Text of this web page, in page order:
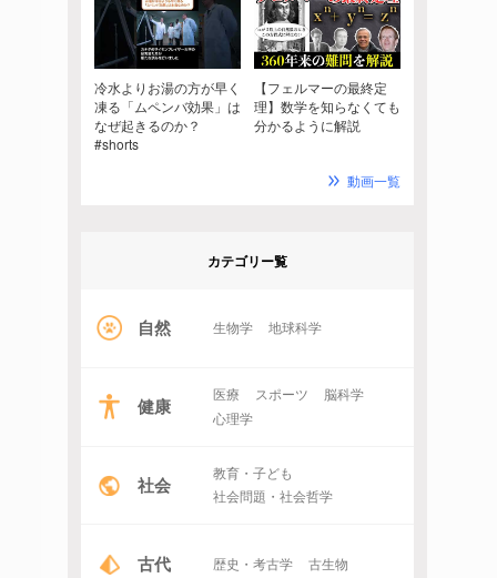
冷水よりお湯の方が早く
凍る「ムペンバ効果」は
なぜ起きるのか？
#shorts
【フェルマーの最終定
理】数学を知らなくても
分かるように解説
動画一覧
カテゴリー覧
自然 生物学 地球科学
健康 医療 スポーツ
脳科学
心理学
社会
教育・子ども
社会問題・社会哲学
古代 歴史・考古学 古生物